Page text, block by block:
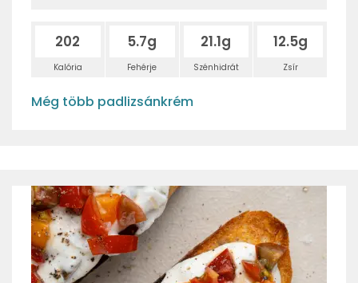
202
Kalória
5.7g
Fehérje
21.1g
Szénhidrát
12.5g
Zsír
Még több padlizsánkrém